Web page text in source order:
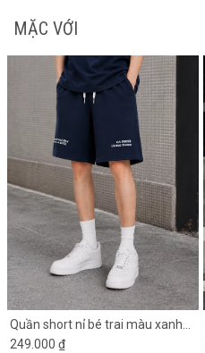
MẶC VỚI
Quần short nỉ bé trai màu xanh
đen in chữ 2 bên
249.000 ₫